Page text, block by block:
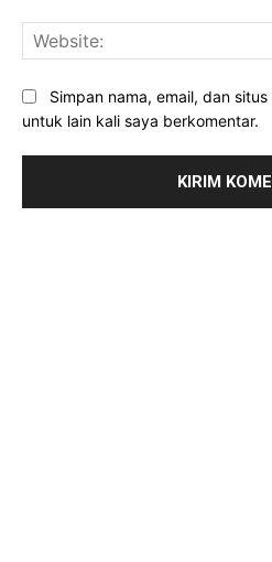
Simpan nama, email, dan
untuk lain kali saya berkomentar.